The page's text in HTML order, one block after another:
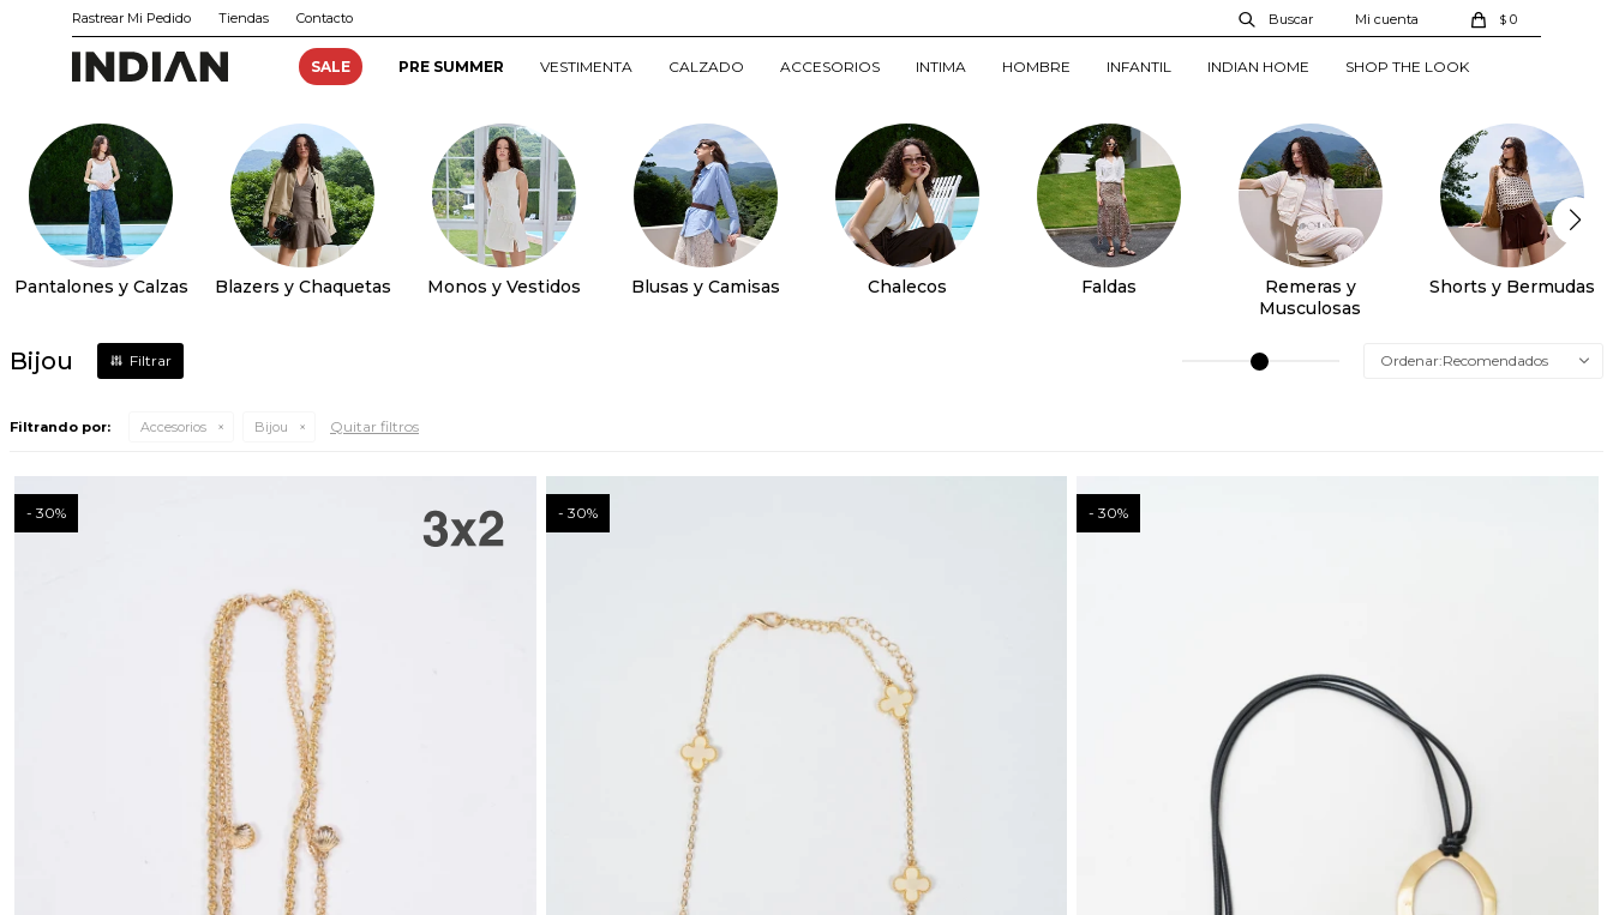
SALE PRE SUMMER VESTIMENTA CALZADO ACCESORIOS INTIMA HOMBRE INFANTIL INDIAN HOME SHOP THE LOOK
$ 0
Rastrear Mi Pedido Tiendas Contacto
Pantalones y Calzas Blazers y Chaquetas Monos y Vestidos Blusas y Camisas Chalecos Faldas
Remeras y
Musculosas
Shorts y Bermudas
Bijou Recomendados
Filtrando por: Accesorios Bijou Quitar filtros
30 30 30